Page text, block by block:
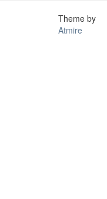
Theme by
Atmire